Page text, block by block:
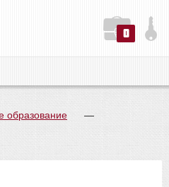
0
образование
—